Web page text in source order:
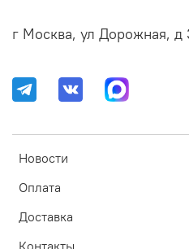
Новости
Оплата
Доставка
Контакты
г Москва, ул Дорожная, д